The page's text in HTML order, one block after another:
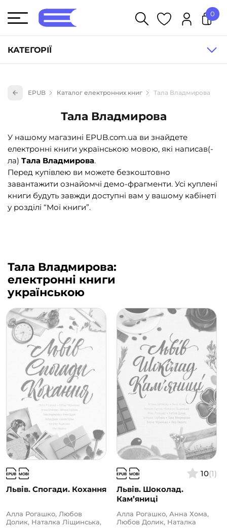
КАТЕГОРІЇ
Книги для дітей (836)
Книги для підлітків (240)
Науково-популярна література (1015)
Навчальна література та посібники (527)
Енциклопедії, довідники, словники (55)
Подарункові сертифікати (1)
0
EPUB Каталог електронних книг Тала Владмирова
Тала Владмирова
У нашому магазині EPUB.com.ua ви знайдете
електронні книги українською мовою, які написав(-
ла) Тала Владмирова.
Перед купівлею ви можете безкоштовно
завантажити ознайомчі демо-фрагменти. Усі куплені
книги будуть завжди доступні вам у вашому кабінеті
у розділі “Мої книги”.
Тала Владмирова:
електронні книги
українською
Львів. Спогади. Кохання
Алла Рогашко, Любов
Долик, Наталка Ліщинська,
10(1)
Львів. Шоколад.
Кам’яниці
Алла Рогашко, Анна Хома,
Любов Долик, Наталка